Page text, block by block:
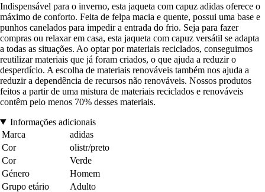
Indispensável para o inverno, esta jaqueta com capuz adidas oferece o
máximo de conforto. Feita de felpa macia e quente, possui uma base e
punhos canelados para impedir a entrada do frio. Seja para fazer
compras ou relaxar em casa, esta jaqueta com capuz versátil se adapta
a todas as situações. Ao optar por materiais reciclados, conseguimos
reutilizar materiais que já foram criados, o que ajuda a reduzir o
desperdício. A escolha de materiais renováveis também nos ajuda a
reduzir a dependência de recursos não renováveis. Nossos produtos
feitos a partir de uma mistura de materiais reciclados e renováveis
contêm pelo menos 70% desses materiais.
Informações adicionais
Marca
adidas
Cor
olistr/preto
Cor
Verde
Género
Homem
Grupo etário
Adulto